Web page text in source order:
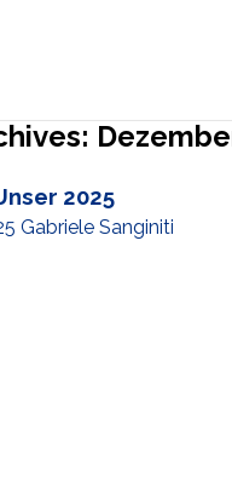
2025
Gabriele Sanginiti